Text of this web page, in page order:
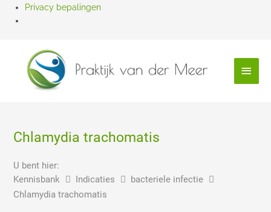
Privacy bepalingen
Chlamydia trachomatis
U bent hier:
Kennisbank
Indicaties
bacteriele infectie
Chlamydia trachomatis